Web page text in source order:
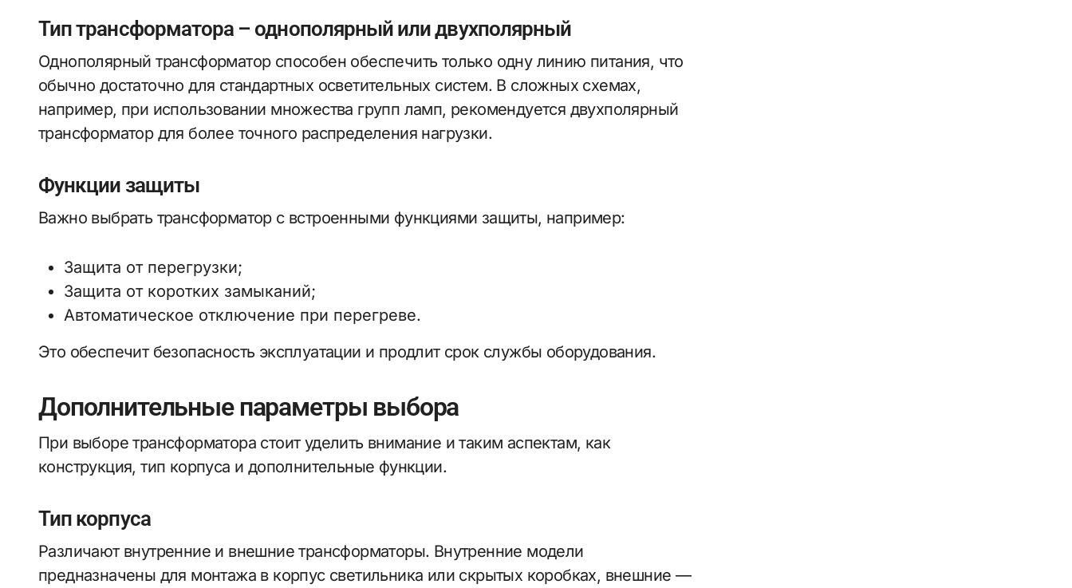
Тип трансформатора – однополярный или двухполярный
Однополярный трансформатор способен обеспечить только одну линию питания, что
обычно достаточно для стандартных осветительных систем. В сложных схемах,
например, при использовании множества групп ламп, рекомендуется двухполярный
трансформатор для более точного распределения нагрузки.
Функции защиты
Важно выбрать трансформатор с встроенными функциями защиты, например:
Защита от перегрузки;
Защита от коротких замыканий;
Автоматическое отключение при перегреве.
Это обеспечит безопасность эксплуатации и продлит срок службы оборудования.
Дополнительные параметры выбора
При выборе трансформатора стоит уделить внимание и таким аспектам, как
конструкция, тип корпуса и дополнительные функции.
Тип корпуса
Различают внутренние и внешние трансформаторы. Внутренние модели
предназначены для монтажа в корпус светильника или скрытых коробках, внешние —